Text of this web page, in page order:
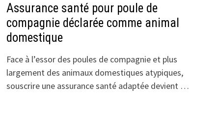
Assurance santé pour poule de
compagnie déclarée comme animal
domestique
Face à l’essor des poules de compagnie et plus
largement des animaux domestiques atypiques,
souscrire une assurance santé adaptée devient …